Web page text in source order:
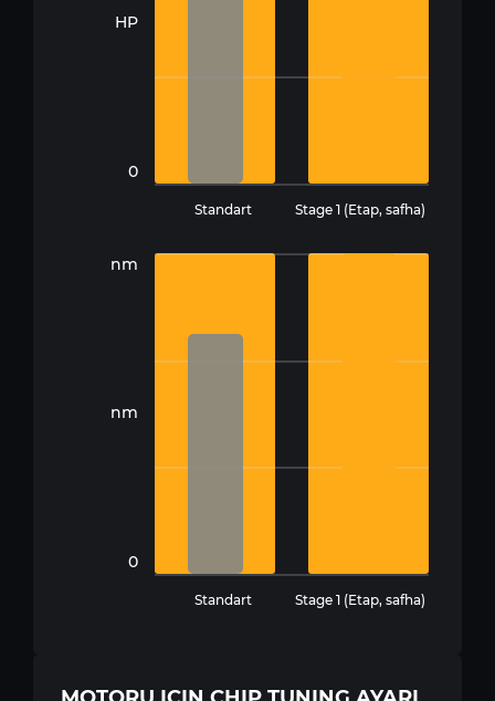
HP
0
Standart Stage 1 (Etap, safha)
nm
nm
0
Standart Stage 1 (Etap, safha)